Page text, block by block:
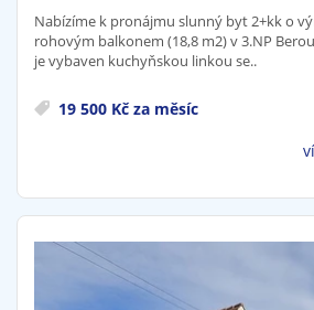
Nabízíme k pronájmu slunný byt 2+kk o
rohovým balkonem (18,8 m2) v 3.NP
je vybaven kuchyňskou linkou se..
19 500 Kč za měsíc